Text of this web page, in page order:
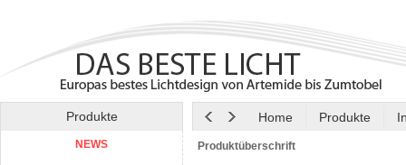
Produkte Home Produkte
NEWS Produktüberschrift